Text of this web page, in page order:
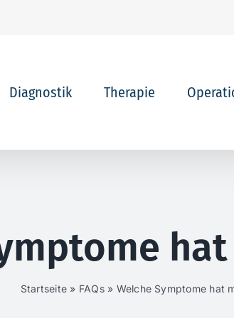
Diagnostik Therapie
Startseite » FAQs» Welche Symptome hat